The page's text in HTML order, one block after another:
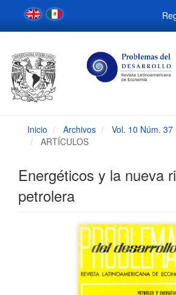
Navegación
principal
Contenido
Barra
lateral
Inicio Archivos
Vol. 10 Núm. 37
ARTÍCULOS
Energéticos y la nueva
petrolera